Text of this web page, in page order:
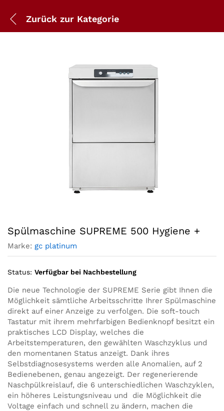
Zurück zur Kategorie
Spülmaschine SUPREME 500 Hygiene +
Marke: gc platinum
Status: Verfügbar bei Nachbestellung
Die neue Technologie der SUPREME Serie gibt Ihnen die
Möglichkeit sämtliche Arbeitsschritte Ihrer Spülmaschine
direkt auf einer Anzeige zu verfolgen. Die soft-touch
Tastatur mit ihrem mehrfarbigen Bedienknopf besitzt ein
praktisches LCD Display, welches die
Arbeitstemperaturen, den gewählten Waschzyklus und
den momentanen Status anzeigt. Dank ihres
Selbstdiagnosesystems werden alle Anomalien, auf 2
Bedienebenen, genau angezeigt. Der regenerierende
Naschpülkreislauf, die 6 unterschiedlichen Waschzyklen,
ein höheres Leistungsniveau und die Möglichkeit die
Voltage einfach und schnell zu ändern, machen die